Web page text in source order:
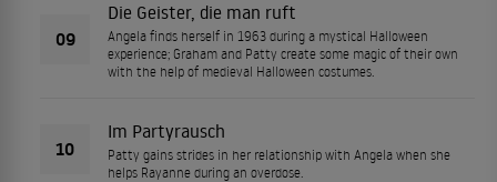
09
Die Geister, die man ruft
Angela finds herself in 1963 during a mystical Halloween
experience; Graham and Patty create some magic of their own
with the help of medieval Halloween costumes.
10
Im Partyrausch
Patty gains strides in her relationship with Angela when she
helps Rayanne during an overdose.